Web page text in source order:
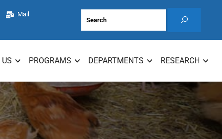
Mail
PROGRAMS DEPARTMENTS RESEARCH